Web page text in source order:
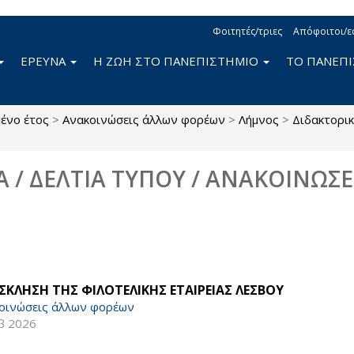
Φοιτητές/τριες Απόφοιτοι/
ΕΡΕΥΝΑ Η ΖΩΗ ΣΤΟ ΠΑΝΕΠΙΣΤΗΜΙΟ ΤΟ
έτος > Ανακοινώσεις άλλων φορέων > Λήμνος >
/ ΔΕΛΤΙΑ ΤΥΠΟΥ /
ΤΗΣ ΦΙΛΟΤΕΛΙΚΗΣ ΕΤΑΙΡΕΙΑΣ ΛΕΣΒΟΥ
άλλων φορέων
2026